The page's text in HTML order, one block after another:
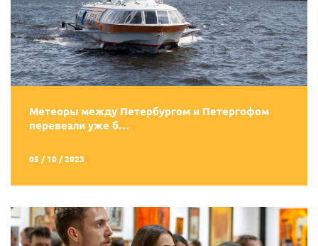
Метеоры между Петербургом и Петергофом
перевезли уже б…
05 / 10 / 2023